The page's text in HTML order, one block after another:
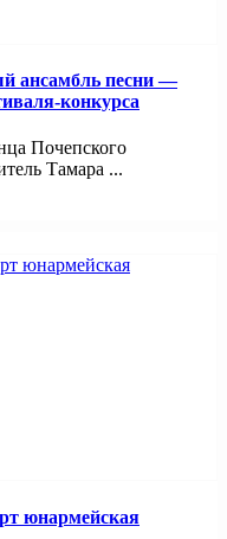
ансамбль песни —
конкурса
Почепского
Тамара ...
юнармейская